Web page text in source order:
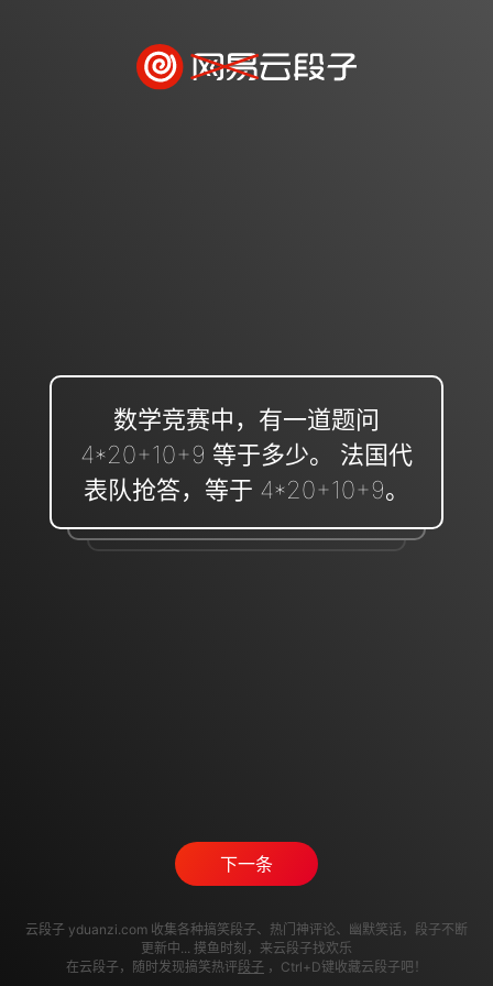
数学竞赛中，有一道题问
4*20+10+9 等于多少。 法国代
表队抢答，等于 4*20+10+9。
下一条
云段子 yduanzi.com 收集各种搞笑段子、热门神评论、幽默笑话，段子不断
更新中... 摸鱼时刻，来云段子找欢乐
在云段子，随时发现搞笑热评段子 ，Ctrl+D键收藏云段子吧！